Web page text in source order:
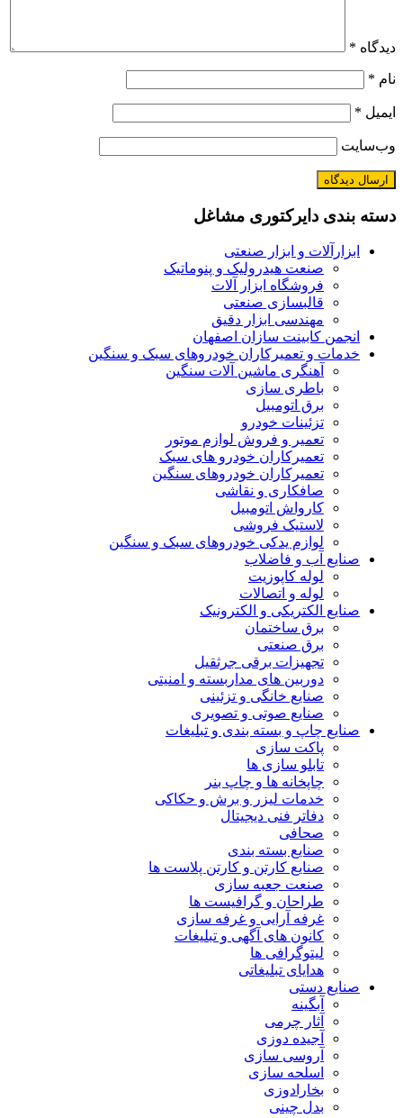
دیدگاه *
نام *
ایمیل *
وب‌سایت
دسته بندی دایرکتوری مشاغل
ابزارآلات و ابزار صنعتی
صنعت هیدرولیک و پنوماتیک
فروشگاه ابزار آلات
قالبسازی صنعتی
مهندسی ابزار دقیق
انجمن کابینت سازان اصفهان
خدمات و تعمیرکاران خودروهای سبک و سنگین
آهنگری ماشین آلات سنگین
باطری سازی
برق اتومبیل
تزئینات خودرو
تعمیر و فروش لوازم موتور
تعمیرکاران خودرو های سبک
تعمیرکاران خودروهای سنگین
صافکاری و نقاشی
کارواش اتومبیل
لاستیک فروشی
لوازم یدکی خودروهای سبک و سنگین
صنایع آب و فاضلاب
لوله کاپوزیت
لوله و اتصالات
صنایع الکتریکی و الکترونیک
برق ساختمان
برق صنعتی
تجهیزات برقی جرثقیل
دوربین های مداربسته و امنیتی
صنایع خانگی و تزئینی
صنایع صوتی و تصویری
صنایع چاپ و بسته بندی و تبلیغات
پاکت سازی
تابلو سازی ها
چاپخانه ها و چاپ بنر
خدمات لیزر و برش و حکاکی
دفاتر فنی دیجیتال
صحافی
صنایع بسته بندی
صنایع کارتن و کارتن پلاست ها
صنعت جعبه سازی
طراحان و گرافیست ها
غرفه آرایی و غرفه سازی
کانون های آگهی و تبلیغات
لیتوگرافی ها
هدایای تبلیغاتی
صنایع دستی
آبگینه
آثار چرمی
آجیده دوزی
آروسی سازی
اسلحه سازی
بخارادوزی
بدل چینی